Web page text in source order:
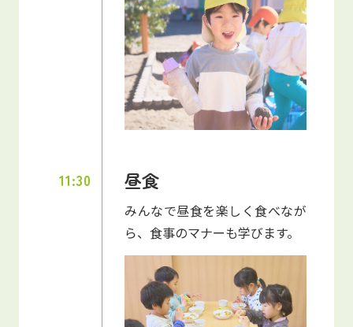
11:30 昼食
みんなで昼食を楽しく食べなが
ら、食事のマナーも学びます。